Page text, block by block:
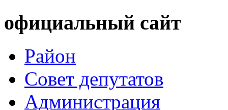
официальный сайт
Район
Совет депутатов
Администрация